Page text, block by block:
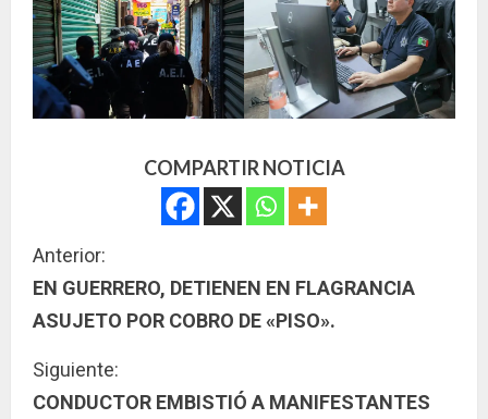
COMPARTIR NOTICIA
S
i
g
u
Anterior:
EN GUERRERO, DETIENEN EN FLAGRANCIA
ASUJETO POR COBRO DE «PISO».
Siguiente:
CONDUCTOR EMBISTIÓ A MANIFESTANTES